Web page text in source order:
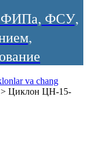
ФИПа, ФСУ,
va chang
> Циклон ЦН-15-